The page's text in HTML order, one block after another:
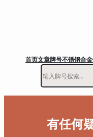
首页文章牌号不锈钢合
有任何